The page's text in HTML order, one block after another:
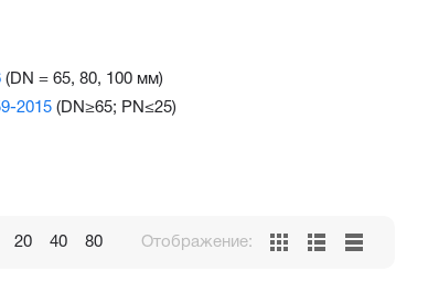
(DN = 65, 80, 100 мм)
2015 (DN≥65; PN≤25)
20 40 80 Отображение: